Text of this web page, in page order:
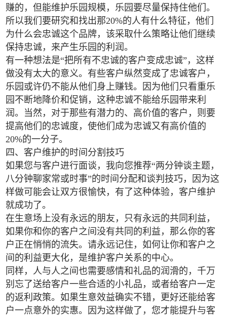
赚的，但能维护乐园规模，乐园要尽量保持住他们。
所以我们要研究和找出那20%的人有什么特征，他们
为什么会忠诚这个品牌，该采取什么策略让他们继续
保持忠诚，来产生乐园的利润。
有一种想法是“把所有不忠诚的客户变成忠诚”，这样
做没有太大的意义。有些客户纵然变成了忠诚客户，
乐园或许仍不能从他们身上赚钱。因为他们只看重乐
园不断地降价和促销，这种忠诚不能给乐园带来利
润。当然，对于那些有潜力的、高价值的客户，则要
提高他们的忠诚度，使他们成为忠诚又有高价值的
20%的一分子。
四、客户维护的时间分割技巧
如果您与客户进行面谈，我向您推荐“两分钟谈主题，
八分钟聊家常或时事”的时间分配和谈判技巧，因为这
样做可能会让双方很愉快，有了这种体验，客户维护
就成功了。
在生意场上没有永远的朋友，只有永远的共同利益，
如果你和你的客户之间没有共同的利益，那么你的客
户正在悄悄的流失。请永远记住，如何让你和客户之
间的利益更大化，是维护客户关系的中心。
同样，人与人之间也需要感情和礼品的润滑的，千万
别忘了送给客户一些合适的小礼品，或者给客户一定
的返利政策。如果生意效益确实不错，更好还能给客
户一点意外的实惠。因为这样做了，您才能提升与客